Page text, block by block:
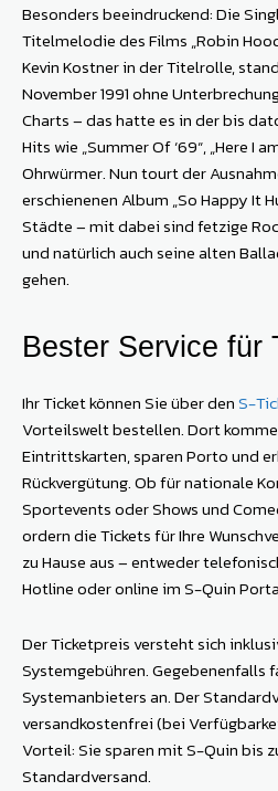
Besonders beeindruckend: Die
Titelmelodie des Films „Robin
Kevin Kostner in der Titelrolle, stand
November 1991 ohne
Charts – das hatte es in der bis
Hits wie „Summer Of ‘69“, „Here I
Ohrwürmer. Nun tourt der
erschienenen Album „So Happy It
Städte – mit dabei sind fetzige
und natürlich auch seine alten
gehen.
Bester Service für
Ihr Ticket können Sie über denS-
Vorteilswelt bestellen. Dort
Eintrittskarten, sparen Porto und
Rückvergütung. Ob für nationale
Sportevents oder Shows und
ordern die Tickets für Ihre
zu Hause aus – entweder
Hotline oder online im S-Quin
Der Ticketpreis versteht sich
Systemgebühren. Gegebenenfalls
Systemanbieters an. Der
versandkostenfrei (bei
Vorteil: Sie sparen mit S-Quin bis
Standardversand.